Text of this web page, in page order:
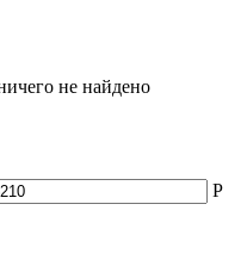
не найдено
Р